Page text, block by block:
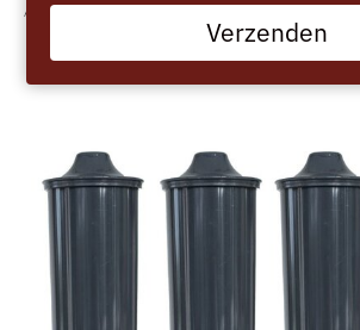
Accueilemail
Verzenden